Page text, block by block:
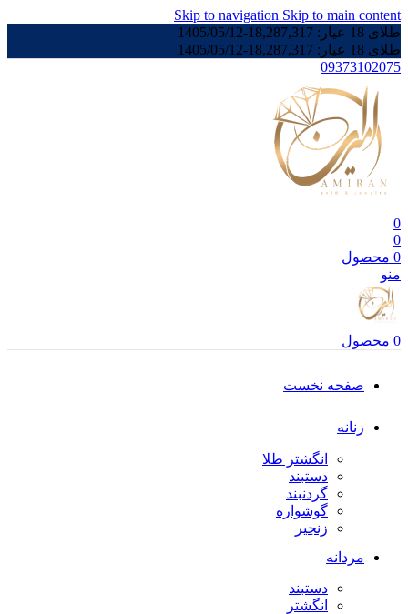
Skip to navigation Skip to main content
طلای 18 عیار:
18,287,317
-
1405/05/12
طلای 18 عیار:
18,287,317
-
1405/05/12
09373102075
0
0
0 محصول
منو
0 محصول
صفحه نخست
زنانه
انگشتر طلا
دستبند
گردنبند
گوشواره
زنجیر
مردانه
دستبند
انگشتر